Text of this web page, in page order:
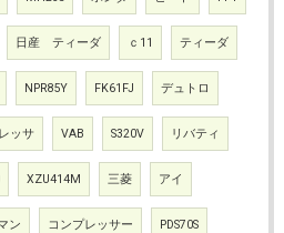
日産 ティーダ ｃ11 ティーダ
NPR85Y FK61FJ デュトロ
ッサ VAB S320V リバティ
XZU414M 三菱 アイ
ン コンプレッサー PDS70S